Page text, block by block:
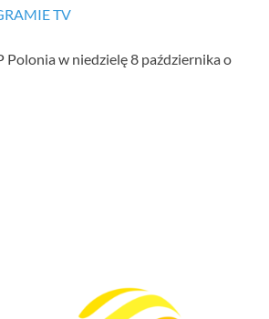
TV
Polonia w niedzielę 8 października o